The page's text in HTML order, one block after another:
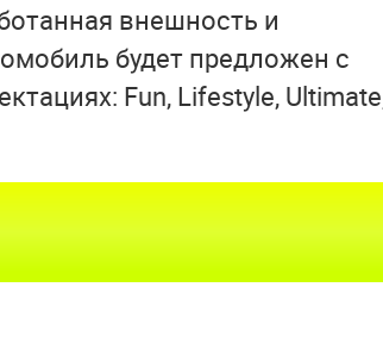
внешность и
будет предложен с
Fun, Lifestyle,